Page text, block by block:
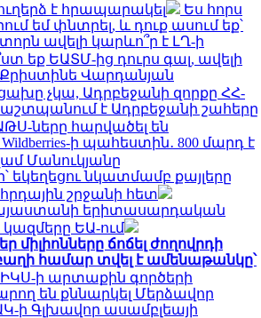
է հրապարակել
Ես հորս
եմ փնտրել, և դուք ասում եք՝
ավելի կարևո՞ր է ԼՂ-ի
եք ԵԱՏՄ-ից դուրս գալ, ավելի
Քրիստինե Վարդանյան
չկա, Ադրբեջանի զորքը ՀՀ-
է Ադրբեջանի շահերը
ները հարվածել են
ի պահեստին․ 800 մարդ է
Մանուկյանը
եկեղեցու նկատմամբ քայլերը
շրջանի հետ
երիտասարդական
ԵԱ-ում
միլիոնները ճոճել ժողովրդի
համար տվել է ամենաթանկը՝
ի արտաքին գործերի
են քննարկել Մերձավոր
ի Գլխավոր ասամբլեայի